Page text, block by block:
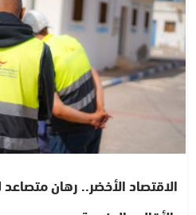
الاقتصاد الأخضر.. رهان متصاعد